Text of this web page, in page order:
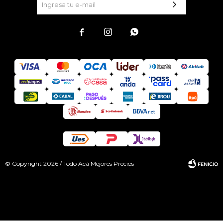
  
© Copyright 2026 / Todo Acá Mejores Precios